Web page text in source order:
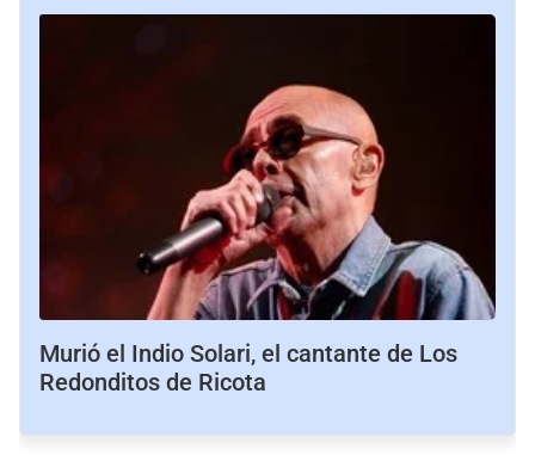
Murió el Indio Solari, el cantante de Los
Redonditos de Ricota